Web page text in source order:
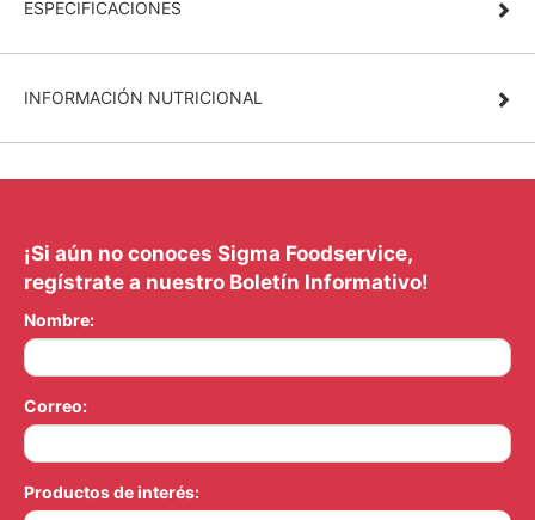
ESPECIFICACIONES
INFORMACIÓN NUTRICIONAL
¡Si aún no conoces Sigma Foodservice,
regístrate a nuestro Boletín Informativo!
Nombre:
Correo:
Productos de interés: